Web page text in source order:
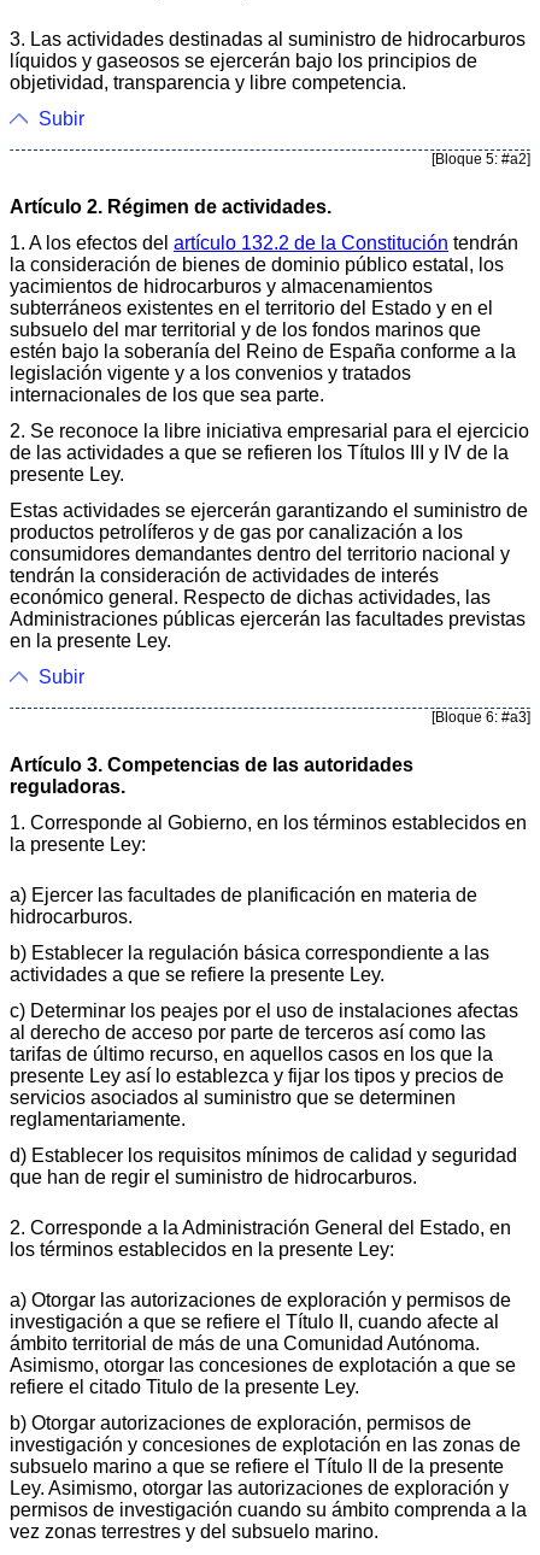
3. Las actividades destinadas al suministro de hidrocarburos
líquidos y gaseosos se ejercerán bajo los principios de
objetividad, transparencia y libre competencia.
Subir
[Bloque 5: #a2]
Artículo 2. Régimen de actividades.
1. A los efectos del artículo 132.2 de la Constitución tendrán
la consideración de bienes de dominio público estatal, los
yacimientos de hidrocarburos y almacenamientos
subterráneos existentes en el territorio del Estado y en el
subsuelo del mar territorial y de los fondos marinos que
estén bajo la soberanía del Reino de España conforme a la
legislación vigente y a los convenios y tratados
internacionales de los que sea parte.
2. Se reconoce la libre iniciativa empresarial para el ejercicio
de las actividades a que se refieren los Títulos III y IV de la
presente Ley.
Estas actividades se ejercerán garantizando el suministro de
productos petrolíferos y de gas por canalización a los
consumidores demandantes dentro del territorio nacional y
tendrán la consideración de actividades de interés
económico general. Respecto de dichas actividades, las
Administraciones públicas ejercerán las facultades previstas
en la presente Ley.
Subir
[Bloque 6: #a3]
Artículo 3. Competencias de las autoridades
reguladoras.
1. Corresponde al Gobierno, en los términos establecidos en
la presente Ley:
a) Ejercer las facultades de planificación en materia de
hidrocarburos.
b) Establecer la regulación básica correspondiente a las
actividades a que se refiere la presente Ley.
c) Determinar los peajes por el uso de instalaciones afectas
al derecho de acceso por parte de terceros así como las
tarifas de último recurso, en aquellos casos en los que la
presente Ley así lo establezca y fijar los tipos y precios de
servicios asociados al suministro que se determinen
reglamentariamente.
d) Establecer los requisitos mínimos de calidad y seguridad
que han de regir el suministro de hidrocarburos.
2. Corresponde a la Administración General del Estado, en
los términos establecidos en la presente Ley:
a) Otorgar las autorizaciones de exploración y permisos de
investigación a que se refiere el Título II, cuando afecte al
ámbito territorial de más de una Comunidad Autónoma.
Asimismo, otorgar las concesiones de explotación a que se
refiere el citado Titulo de la presente Ley.
b) Otorgar autorizaciones de exploración, permisos de
investigación y concesiones de explotación en las zonas de
subsuelo marino a que se refiere el Título II de la presente
Ley. Asimismo, otorgar las autorizaciones de exploración y
permisos de investigación cuando su ámbito comprenda a la
vez zonas terrestres y del subsuelo marino.